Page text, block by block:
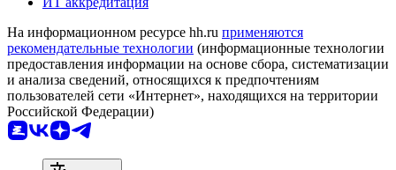
На информационном ресурсе hh.ru применяются
рекомендательные технологии (информационные технологии
предоставления информации на основе сбора, систематизации
и анализа сведений, относящихся к предпочтениям
пользователей сети «Интернет», находящихся на территории
Российской Федерации)